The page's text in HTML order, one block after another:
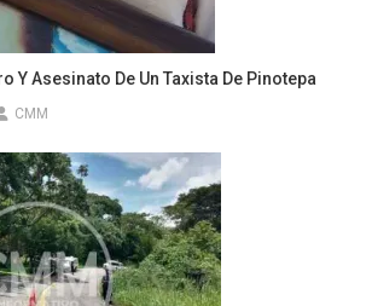
Y Asesinato De Un Taxista De Pinotepa
CMM